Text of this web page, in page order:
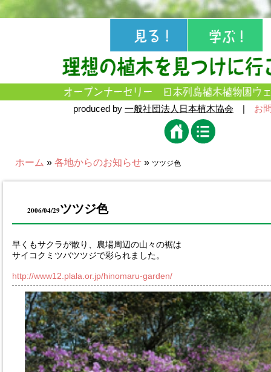
produced by 一般社団法人日本植木協会 | お
ホーム » 各地からのお知らせ » ツツジ色
2006/04/29ツツジ色
早くもサクラが散り、農場周辺の山々の裾は
サイコクミツバツツジで彩られました。
http://www12.plala.or.jp/hinomaru-garden/